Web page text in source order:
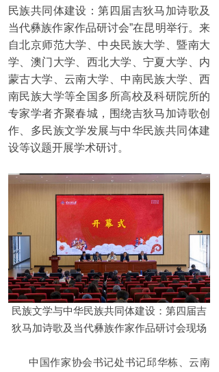
民族共同体建设：第四届吉狄马加诗歌及
当代彝族作家作品研讨会”在昆明举行。来
自北京师范大学、中央民族大学、暨南大
学、澳门大学、西北大学、宁夏大学、内
蒙古大学、云南大学、中南民族大学、西
南民族大学等全国多所高校及科研院所的
专家学者齐聚春城，围绕吉狄马加诗歌创
作、多民族文学发展与中华民族共同体建
设等议题开展学术研讨。
民族文学与中华民族共同体建设：第四届吉
狄马加诗歌及当代彝族作家作品研讨会现场
中国作家协会书记处书记邱华栋、云南